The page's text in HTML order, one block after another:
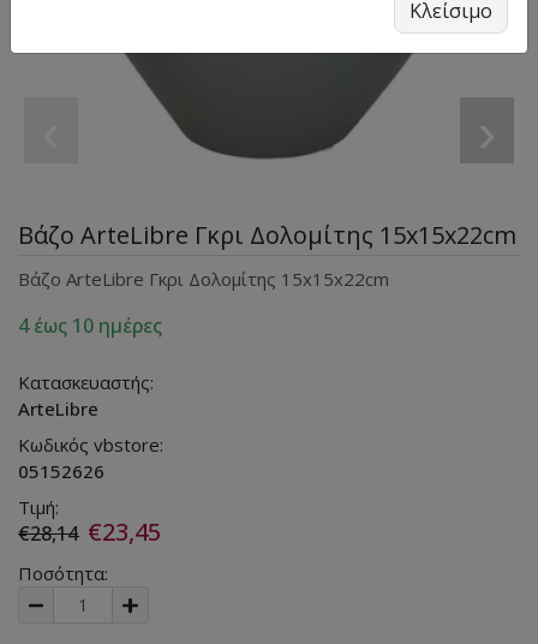
›
Βάζο ArteLibre Γκρι Δολομίτης 15x15x22cm
Βάζο ArteLibre Γκρι Δολομίτης 15x15x22cm
4 έως 10 ημέρες
Κατασκευαστής:
ArteLibre
Κωδικός vbstore:
05152626
Τιμή:
€28,14 €23,45
Ποσότητα:
Κλείσιμο